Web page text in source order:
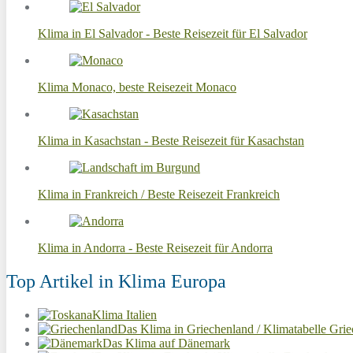
Klima in El Salvador - Beste Reisezeit für El Salvador
Klima Monaco, beste Reisezeit Monaco
Klima in Kasachstan - Beste Reisezeit für Kasachstan
Klima in Frankreich / Beste Reisezeit Frankreich
Klima in Andorra - Beste Reisezeit für Andorra
Top Artikel in Klima Europa
Klima Italien
Das Klima in Griechenland / Klimatabelle
Das Klima auf Dänemark